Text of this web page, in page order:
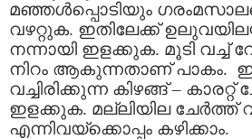
മഞ്ഞള്‍പ്പൊടിയും
വഴറ്റുക. ഇതിലേക്ക്
നന്നായി ഇളക്കുക. മൂടി വച്ച്
നിറം ആകുന്നതാണ് പാകം.
വച്ചിരിക്കുന്ന കിഴങ്ങ് –
ഇളക്കുക. മല്ലിയില ചേര്‍ത്ത്
എന്നിവയ്ക്കൊപ്പം കഴിക്കാം.